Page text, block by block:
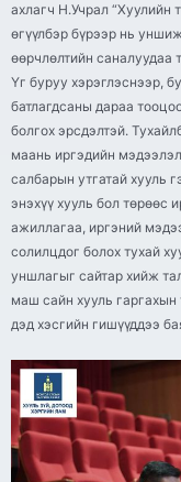
ахлагч Н.Учрал “Хуулийн
өгүүлбэр бүрээр нь
өөрчлөлтийн саналуудаа
Үг буруу хэрэглэснээр,
батлагдсаны дараа
болгох эрсдэлтэй.
маань иргэдийн
салбарын утгатай хууль
энэхүү хууль бол төрөөс
ажиллагаа, иргэний
солилцдог болох тухай
уншлагыг сайтар хийж
маш сайн хууль
дэд хэсгийн гишүүддээ